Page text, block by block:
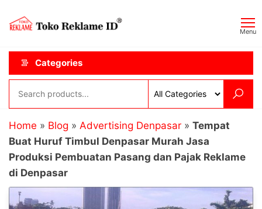
content
ID
Menu
Categories
Home » Blog » Advertising Denpasar » Tempat
Buat Huruf Timbul Denpasar Murah Jasa
Produksi Pembuatan Pasang dan Pajak Reklame
di Denpasar